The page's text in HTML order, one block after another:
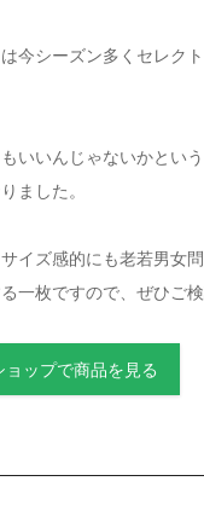
今シーズン多くセレク
いいんじゃないかとい
ました。
イズ感的にも老若男女
一枚ですので、ぜひご検
ョップで商品を見る